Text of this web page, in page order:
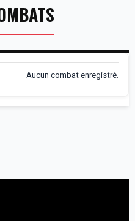
Aucun combat enregistré.